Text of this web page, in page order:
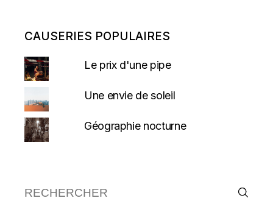
CAUSERIES POPULAIRES
Le prix d'une pipe
Une envie de soleil
Géographie nocturne
Recherche :